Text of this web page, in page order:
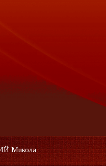
Микола